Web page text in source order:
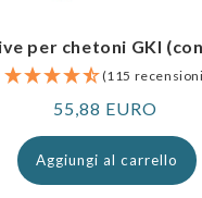
per chetoni GKI
(115
Prezzo
normale
55,88 EURO
Aggiungi al carrello